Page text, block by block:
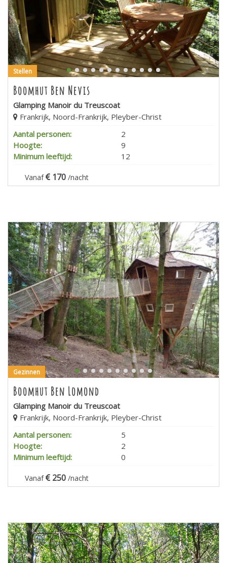
Stellen
Boomhut Ben Nevis
Glamping Manoir du Treuscoat
Frankrijk, Noord-Frankrijk, Pleyber-Christ
Aantal personen:
2
Hoogte:
9
Minimum leeftijd:
12
Vanaf 170 /nacht
Gezinnen
Boomhut Ben Lomond
Glamping Manoir du Treuscoat
Frankrijk, Noord-Frankrijk, Pleyber-Christ
Aantal personen:
5
Hoogte:
2
Minimum leeftijd:
0
Vanaf 250 /nacht